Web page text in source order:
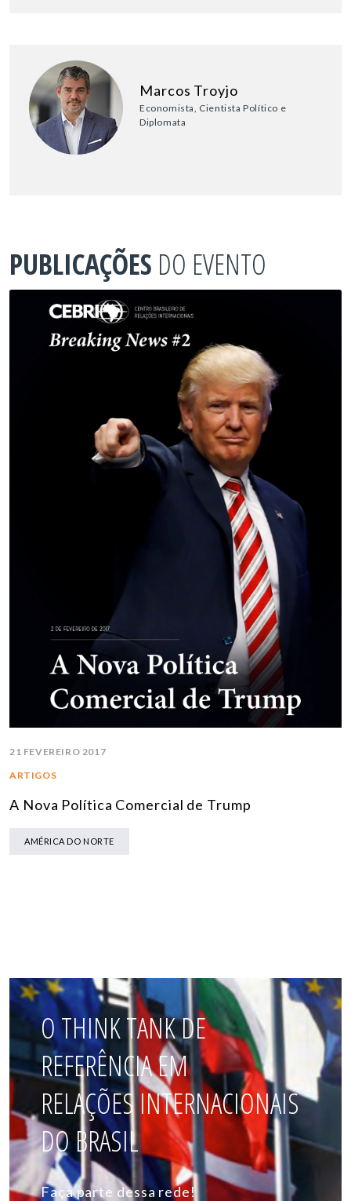
Marcos Troyjo
Economista, Cientista Político e
Diplomata
PUBLICAÇÕES DO EVENTO
21 FEVEREIRO 2017
ARTIGOS
A Nova Política Comercial de Trump
AMÉRICA DO NORTE
O THINK TANK DE
REFERÊNCIA EM
RELAÇÕES INTERNACIONAIS
DO BRASIL
Faça parte dessa rede!